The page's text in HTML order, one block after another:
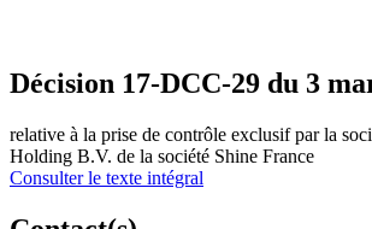
Décision 17-DCC-29 du 3
relative à la prise de contrôle exclusif par la
Holding B.V. de la société Shine France
Consulter le texte intégral